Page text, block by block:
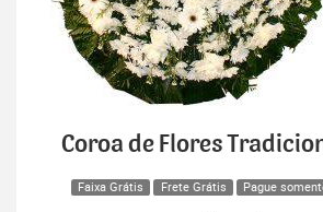
Coroa de Flores
Faixa Grátis Frete Grátis Pague